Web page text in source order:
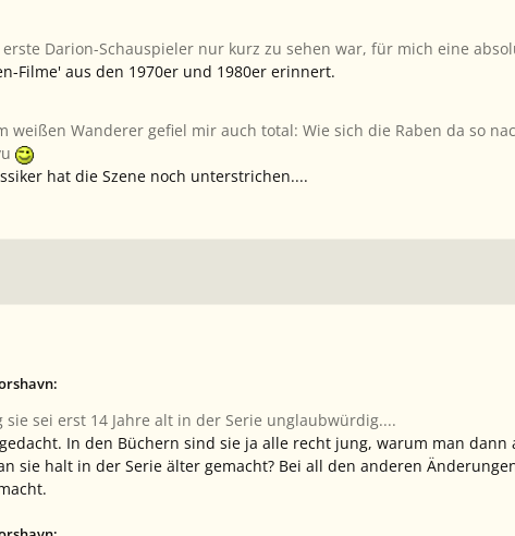
Darion-Schauspieler nur kurz zu sehen war, für mich eine
Filme' aus den 1970er und 1980er erinnert.
weißen Wanderer gefiel mir auch total: Wie sich die Raben da so
hat die Szene noch unterstrichen....
sei erst 14 Jahre alt in der Serie unglaubwürdig....
In den Büchern sind sie ja alle recht jung, warum man
sie halt in der Serie älter gemacht? Bei all den anderen